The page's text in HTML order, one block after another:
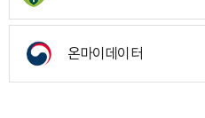
온마이데이터